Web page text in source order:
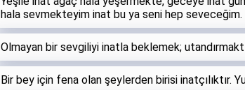
hala sevmekteyim inat bu ya seni hep seveceğim.
Olmayan bir sevgiliyi inatla beklemek;
Bir bey için fena olan şeylerden birisi inatçılıktır.